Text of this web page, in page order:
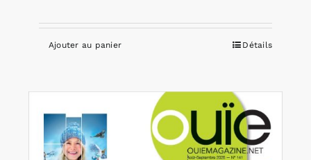
Ajouter au panier Détails